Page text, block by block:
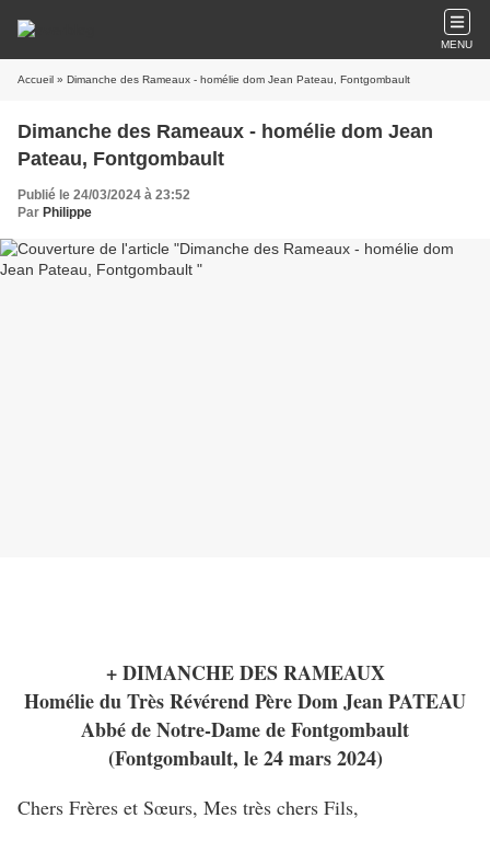
MENU
Accueil » Dimanche des Rameaux - homélie dom Jean Pateau, Fontgombault
Dimanche des Rameaux - homélie dom Jean
Pateau, Fontgombault
Publié le 24/03/2024 à 23:52
Par Philippe
+ DIMANCHE DES RAMEAUX
Homélie du Très Révérend Père Dom Jean PATEAU
Abbé de Notre-Dame de Fontgombault
(Fontgombault, le 24 mars 2024)
Chers Frères et Sœurs, Mes très chers Fils,